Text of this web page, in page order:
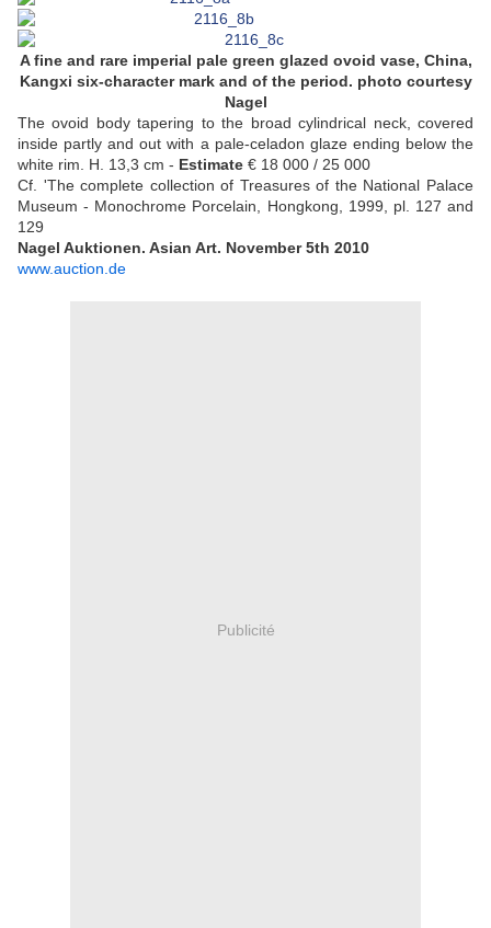
A fine and rare imperial pale green glazed ovoid vase, China,
Kangxi six-character mark and of the period. photo courtesy
Nagel
The ovoid body tapering to the broad cylindrical neck, covered
inside partly and out with a pale-celadon glaze ending below the
white rim. H. 13,3 cm - Estimate € 18 000 / 25 000
Cf. 'The complete collection of Treasures of the National Palace
Museum - Monochrome Porcelain, Hongkong, 1999, pl. 127 and
129
Nagel Auktionen. Asian Art. November 5th 2010
www.auction.de
Publicité